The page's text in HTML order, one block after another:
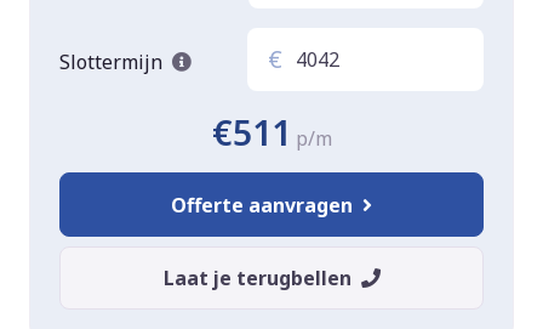
Slottermijn €
€511 p/m
Offerte aanvragen
Laat je terugbellen